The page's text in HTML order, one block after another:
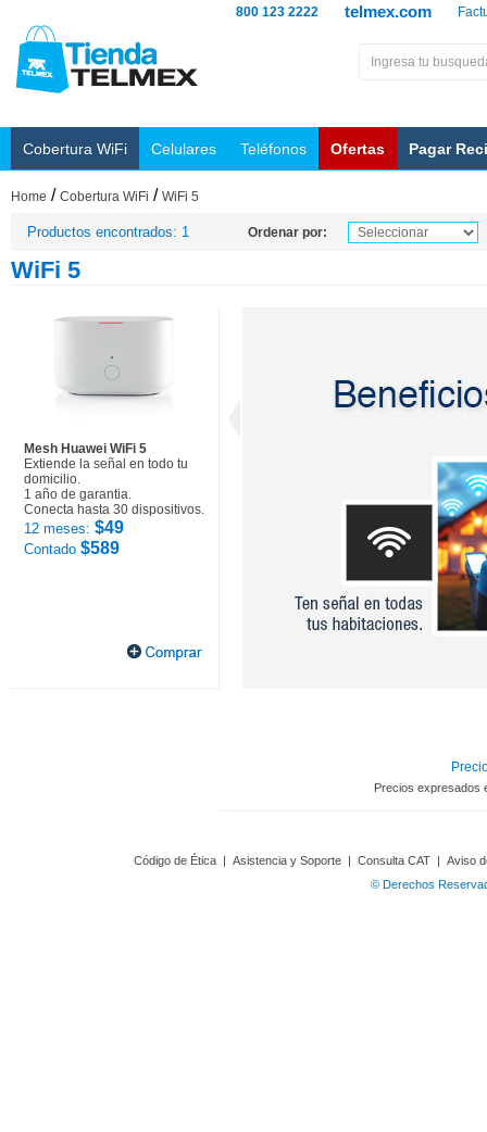
telmex.com
800 123 2222
Cobertura WiFi Celulares Teléfonos Ofertas Pagar
Home / Cobertura WiFi / WiFi 5
Productos encontrados: 1 Ordenar por:
WiFi 5
Mesh Huawei WiFi 5
Extiende la señal en todo tu
domicilio.
1 año de garantia.
Conecta hasta 30 dispositivos.
12 meses: $49
Contado $589
Precios expresados
Código de Ética | Asistencia y Soporte | Consulta CAT | Aviso
© Derechos